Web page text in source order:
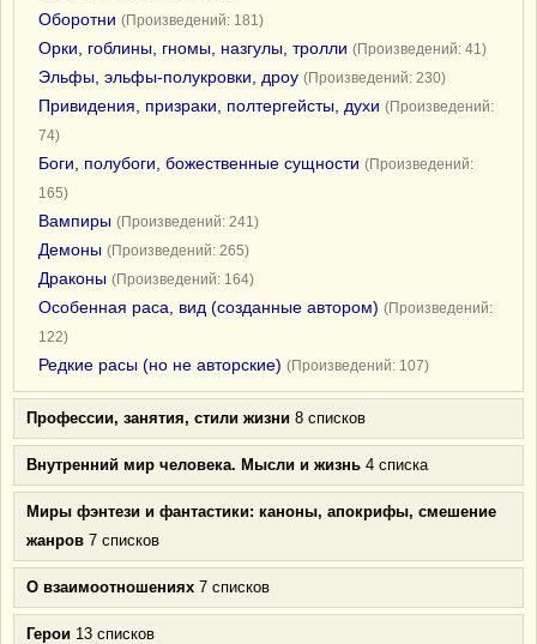
Оборотни (Произведений: 181)
Орки, гоблины, гномы, назгулы, тролли (Произведений: 41)
Эльфы, эльфы-полукровки, дроу (Произведений: 230)
Привидения, призраки, полтергейсты, духи (Произведений:
74)
Боги, полубоги, божественные сущности (Произведений:
165)
Вампиры (Произведений: 241)
Демоны (Произведений: 265)
Драконы (Произведений: 164)
Особенная раса, вид (созданные автором) (Произведений:
122)
Редкие расы (но не авторские) (Произведений: 107)
Профессии, занятия, стили жизни 8 списков
Внутренний мир человека. Мысли и жизнь 4 списка
Миры фэнтези и фантастики: каноны, апокрифы, смешение
жанров 7 списков
О взаимоотношениях 7 списков
Герои 13 списков